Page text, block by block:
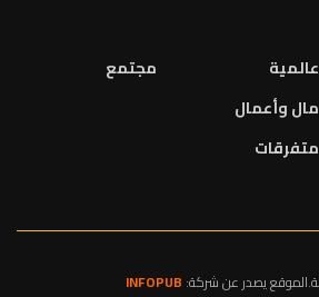
عالمية
مال وأعمال
متفرقات
مجتمع
INFOPUB